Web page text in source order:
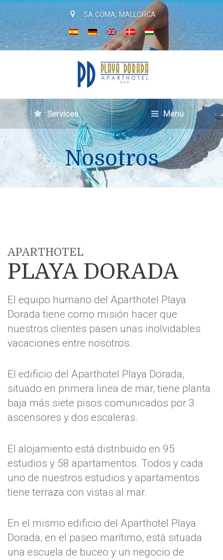
SA COMA, MALLORCA
Services Menu
Nosotros
APARTHOTEL
PLAYA DORADA
El equipo humano del Aparthotel Playa
Dorada tiene como misión hacer que
nuestros clientes pasen unas inolvidables
vacaciones entre nosotros.
El edificio del Aparthotel Playa Dorada,
situado en primera linea de mar, tiene planta
baja más siete pisos comunicados por 3
ascensores y dos escaleras.
El alojamiento está distribuido en 95
estudios y 58 apartamentos. Todos y cada
uno de nuestros estudios y apartamentos
tiene terraza con vistas al mar.
En el mismo edificio del Aparthotel Playa
Dorada, en el paseo marítimo, está situada
una escuela de buceo y un negocio de